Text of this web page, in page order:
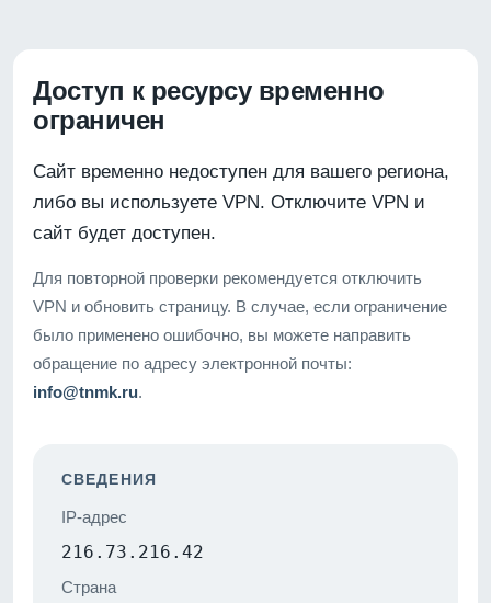
Доступ к ресурсу временно
ограничен
Сайт временно недоступен для вашего региона,
либо вы используете VPN. Отключите VPN и
сайт будет доступен.
Для повторной проверки рекомендуется отключить
VPN и обновить страницу. В случае, если ограничение
было применено ошибочно, вы можете направить
обращение по адресу электронной почты:
info@tnmk.ru.
СВЕДЕНИЯ
IP-адрес
216.73.216.42
Страна